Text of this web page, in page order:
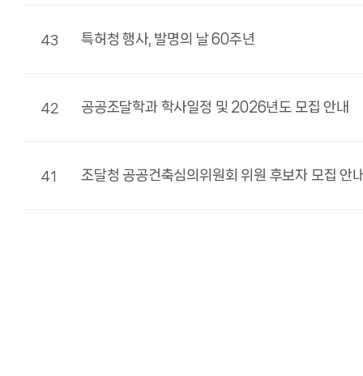
43 특허청 행사, 발명의 날 60주년
42 공공조달학과 학사일정 및 2026년도 모집 안내
41 조달청 공공건축심의위원회 위원 후보자 모집 안내